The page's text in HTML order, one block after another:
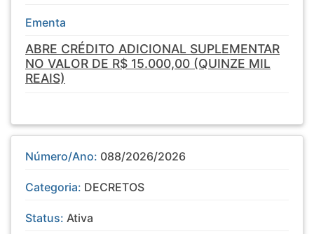
Ementa
ABRE CRÉDITO ADICIONAL SUPLEMENTAR
NO VALOR DE R$ 15.000,00 (QUINZE MIL
REAIS)
Número/Ano: 088/2026/2026
Categoria: DECRETOS
Status: Ativa